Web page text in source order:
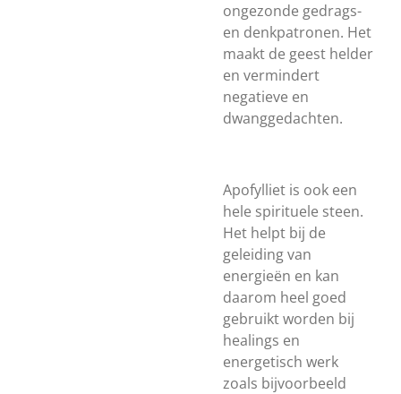
ongezonde gedrags-
en denkpatronen. Het
maakt de geest helder
en vermindert
negatieve en
dwanggedachten.
Apofylliet is ook een
hele spirituele steen.
Het helpt bij de
geleiding van
energieën en kan
daarom heel goed
gebruikt worden bij
healings en
energetisch werk
zoals bijvoorbeeld